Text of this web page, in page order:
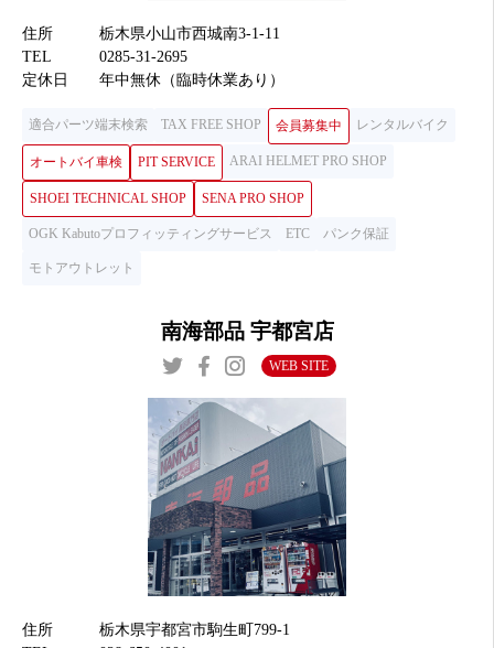
住所
栃木県小山市西城南3-1-11
TEL
0285-31-2695
定休日
年中無休（臨時休業あり）
適合パーツ端末検索 TAX FREE SHOP 会員募集中 レンタルバイク
オートバイ車検 PIT SERVICE ARAI HELMET PRO SHOP
SHOEI TECHNICAL SHOP SENA PRO SHOP
OGK Kabutoプロフィッティングサービス ETC パンク保証
モトアウトレット
南海部品 宇都宮店
WEB SITE
住所
栃木県宇都宮市駒生町799-1